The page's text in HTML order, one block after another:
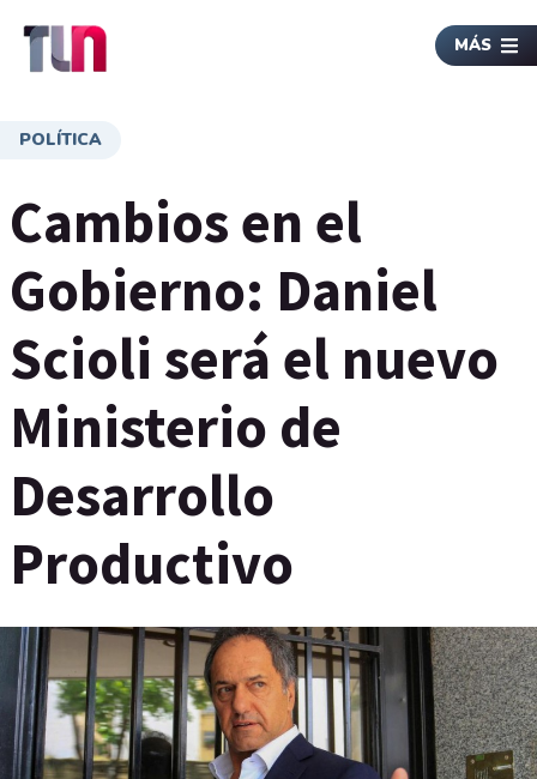
MÁS
POLÍTICA
Cambios en el
Gobierno: Daniel
Scioli será el nuevo
Ministerio de
Desarrollo
Productivo